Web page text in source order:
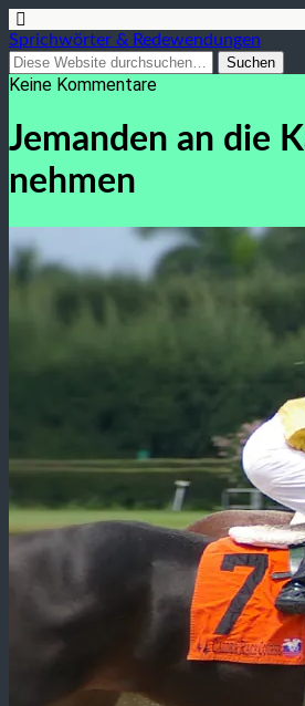
Sprichwörter & Redewendungen
Keine Kommentare
Jemanden an die
nehmen